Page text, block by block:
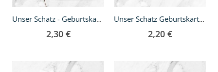
Unser Schatz - Geburtskarte A5
2,30 €
Unser Schatz Geburtskarte - DIN lang
2,20 €